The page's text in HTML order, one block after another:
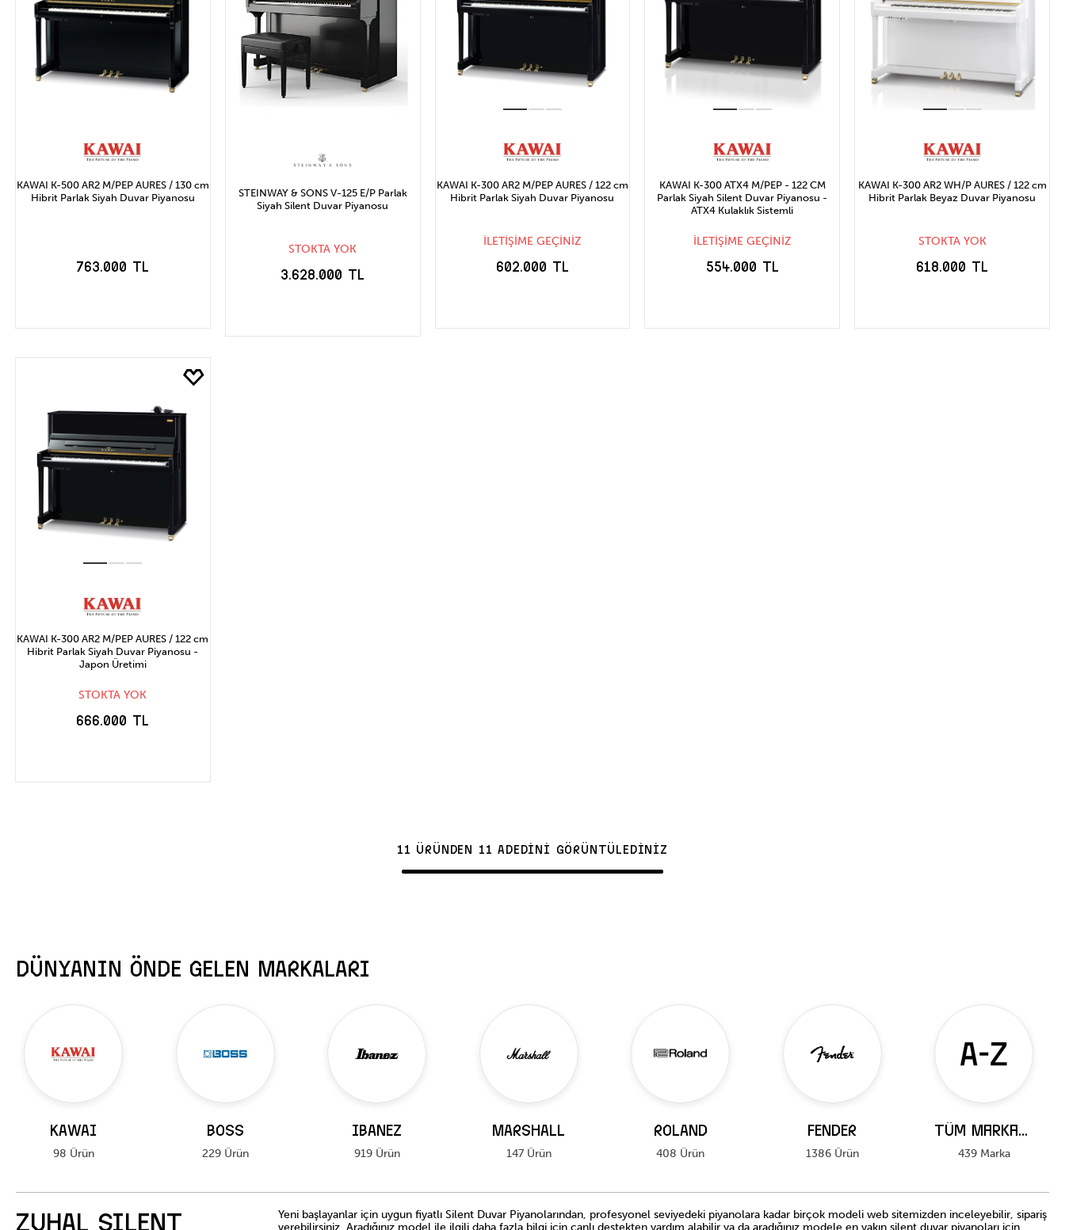
KAWAI K-500 AR2 M/PEP AURES / 130 cm
Hibrit Parlak Siyah Duvar Piyanosu
763.000 TL
SEPETE EKLE
STEINWAY & SONS V-125 E/P Parlak
Siyah Silent Duvar Piyanosu
STOKTA YOK
3.628.000 TL
KAWAI K-300 AR2 M/PEP AURES / 122 cm
Hibrit Parlak Siyah Duvar Piyanosu
İLETİŞİME GEÇİNİZ
602.000 TL
KAWAI K-300 ATX4 M/PEP - 122 CM
Parlak Siyah Silent Duvar Piyanosu -
ATX4 Kulaklık Sistemli
İLETİŞİME GEÇİNİZ
554.000 TL
KAWAI K-300 AR2 WH/P AURES / 122 cm
Hibrit Parlak Beyaz Duvar Piyanosu
STOKTA YOK
618.000 TL
KAWAI K-300 AR2 M/PEP AURES / 122 cm
Hibrit Parlak Siyah Duvar Piyanosu -
Japon Üretimi
STOKTA YOK
666.000 TL
11 ÜRÜNDEN 11 ADEDİNİ GÖRÜNTÜLEDİNİZ
DÜNYANIN ÖNDE GELEN MARKALARI
KAWAI
98 Ürün
BOSS
229 Ürün
IBANEZ
919 Ürün
MARSHALL
147 Ürün
ROLAND
408 Ürün
FENDER
1386 Ürün
Tüm Markalar
439 Marka
ZUHAL SILENT
Yeni başlayanlar için uygun fiyatlı Silent Duvar Piyanolarından, profesyonel seviyedeki piyanolara kadar birçok modeli web sitemizden inceleyebilir, sipariş